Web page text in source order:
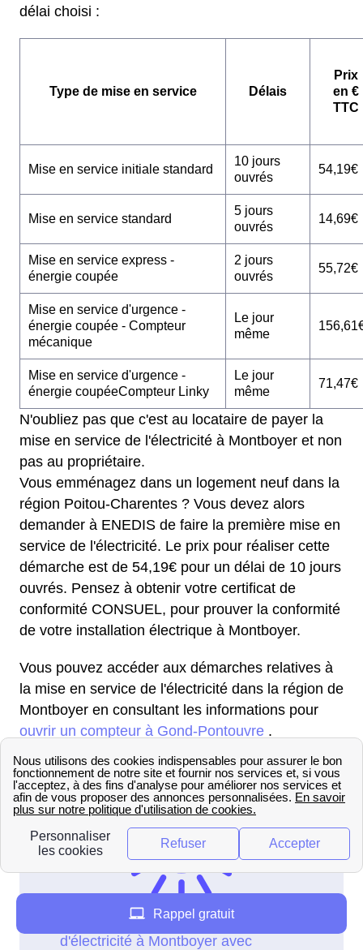
délai choisi :
Type de mise en service Délais
Prix
en €
TTC
Mise en service initiale standard
10 jours
ouvrés
54,19€
Mise en service standard
5 jours
ouvrés
14,69€
Mise en service express -
énergie coupée
2 jours
ouvrés
55,72€
Mise en service d'urgence -
énergie coupée - Compteur
mécanique
Le jour
même
Mise en service d'urgence -
énergie coupéeCompteur Linky
Le jour
même
71,47€
N'oubliez pas que c'est au locataire de payer la
mise en service de l'électricité à Montboyer et non
pas au propriétaire.
Vous emménagez dans un logement neuf dans la
région Poitou-Charentes ? Vous devez alors
demander à ENEDIS de faire la première mise en
service de l'électricité. Le prix pour réaliser cette
démarche est de 54,19€ pour un délai de 10 jours
ouvrés. Pensez à obtenir votre certificat de
conformité CONSUEL, pour prouver la conformité
de votre installation électrique à Montboyer.
Vous pouvez accéder aux démarches relatives à
la mise en service de l'électricité dans la région de
Montboyer en consultant les informations pour
ouvrir un compteur à Gond-Pontouvre .
Rappel gratuit